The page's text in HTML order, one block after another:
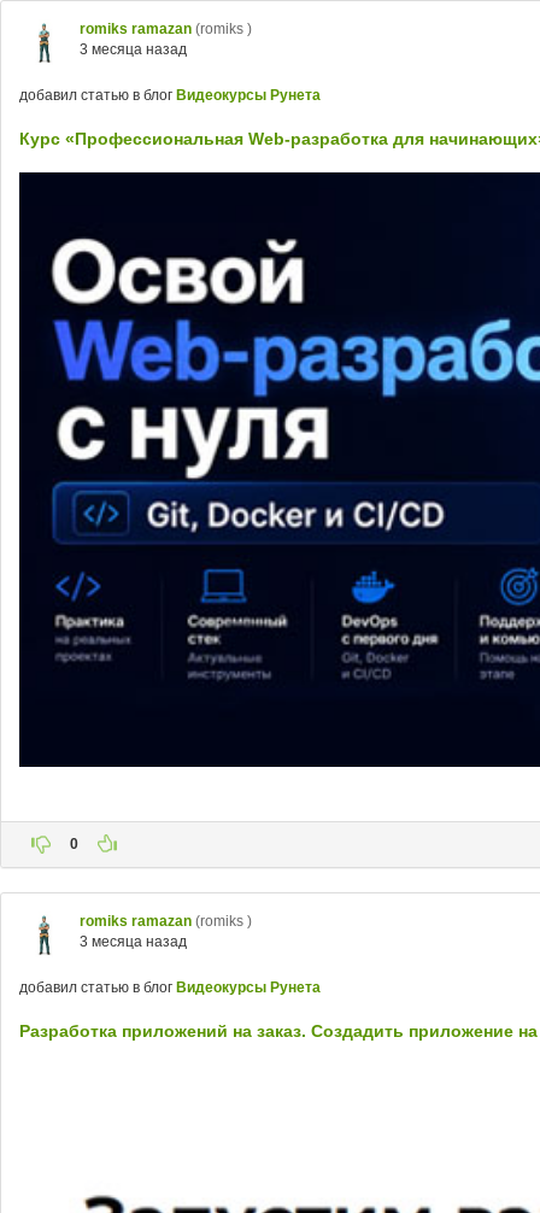
romiks ramazan (romiks )
3 месяца назад
добавил статью в блог Видеокурсы Рунета
Курс «Профессиональная Web-разработка для
0
romiks ramazan (romiks )
3 месяца назад
добавил статью в блог Видеокурсы Рунета
Разработка приложений на заказ. Создадить приложение на